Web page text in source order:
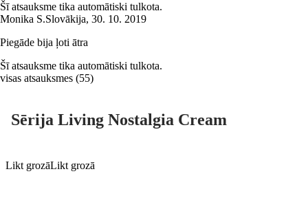
Šī atsauksme tika automātiski tulkota.
Monika S.Slovākija, 30. 10. 2019
Piegāde bija ļoti ātra
Šī atsauksme tika automātiski tulkota.
visas atsauksmes (55)
Sērija Living Nostalgia Cream
Likt grozāLikt grozā